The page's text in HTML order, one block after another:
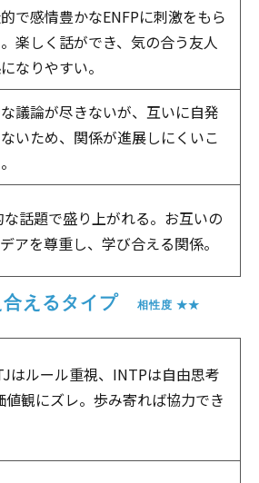
で感情豊かなENFPに刺激をもら
楽しく話ができ、気の合う友人
なりやすい。
議論が尽きないが、互いに自発
いため、関係が進展しにくいこ
な話題で盛り上がれる。お互いの
アを尊重し、学び合える関係。
合えるタイプ 相性度 ★★
はルール重視、INTPは自由思考
値観にズレ。歩み寄れば協力でき